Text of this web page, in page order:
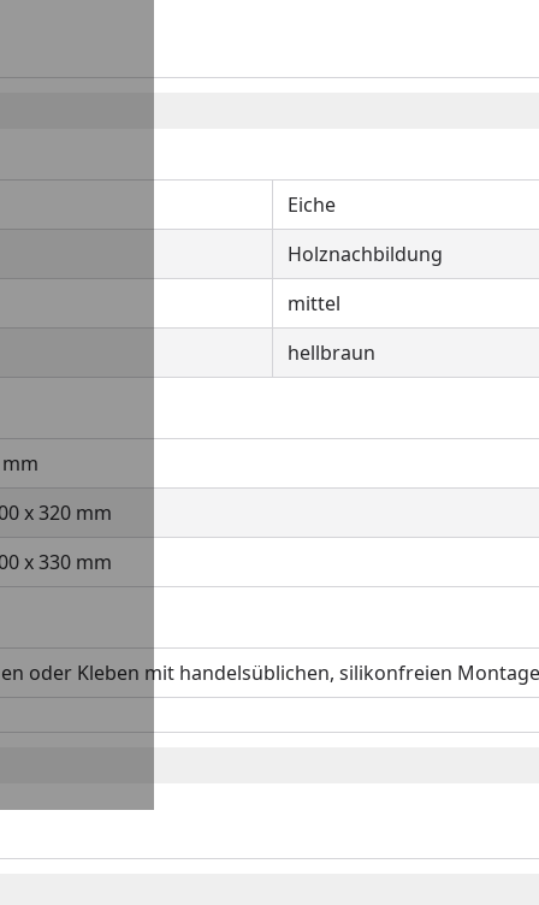
Eiche
Holznachbildung
mittel
hellbraun
x 320 mm
x 330 mm
oder Kleben mit handelsüblichen, silikonfreien